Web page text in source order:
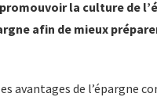
la culture de
afin de mieux
avantages de l’épargne